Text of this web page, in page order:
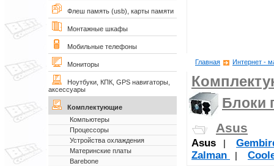
Флеш память (usb), карты памяти
Монтажные шкафы
Мобильные телефоны
Мониторы
Ноутбуки, КПК, GPS навигаторы,
аксессуары
Комплектующие
Компьютеры
Процессоры
Устройства охлаждения
Материнские платы
Barebone
Главная Интернет -
Блоки
Asus
Asus |
Zalman
|